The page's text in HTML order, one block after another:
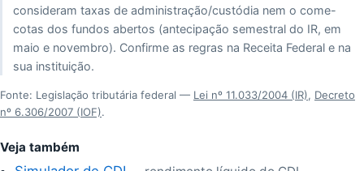
consideram taxas de administração/custódia nem o come-
cotas dos fundos abertos (antecipação semestral do IR, em
maio e novembro). Confirme as regras na Receita Federal e na
sua instituição.
Fonte: Legislação tributária federal — Lei nº 11.033/2004 (IR), Decreto
nº 6.306/2007 (IOF).
Veja também